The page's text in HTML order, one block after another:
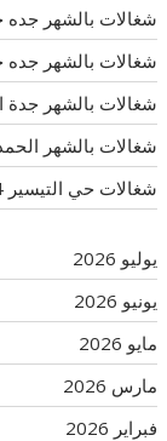
شغالات بالشهر جده حى
شغالات بالشهر جده حى
شغالات بالشهر جدة السنابل
شغالات بالشهر الحمدانية
شغالات حي التيسير 0562346904
يوليو 2026
يونيو 2026
مايو 2026
مارس 2026
فبراير 2026